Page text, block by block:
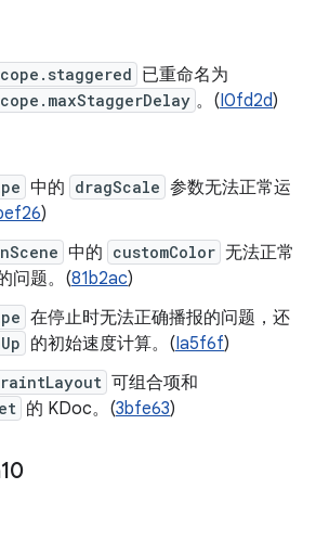
已重命名为
。(I0fd2d)
中的 dragScale 参数无法正常运
)
中的 customColor 无法正常
问题。(81b2ac)
在停止时无法正确播报的问题，还
的初始速度计算。(Ia5f6f)
可组合项和
的 KDoc。(3bfe63)